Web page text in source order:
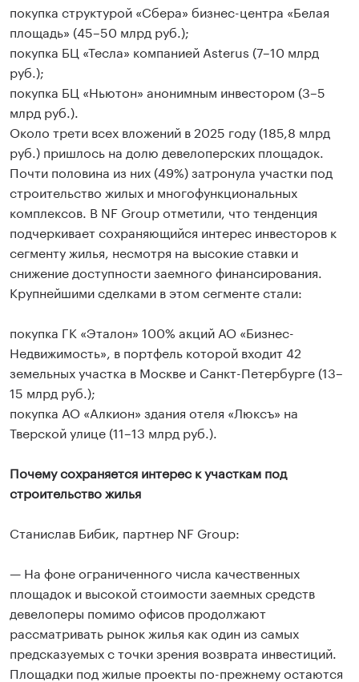
покупка структурой «Сбера» бизнес-центра «Белая
площадь» (45–50 млрд руб.);
покупка БЦ «Тесла» компанией Asterus (7–10 млрд
руб.);
покупка БЦ «Ньютон» анонимным инвестором (3–5
млрд руб.).
Около трети всех вложений в 2025 году (185,8 млрд
руб.) пришлось на долю девелоперских площадок.
Почти половина из них (49%) затронула участки под
строительство жилых и многофункциональных
комплексов. В NF Group отметили, что тенденция
подчеркивает сохраняющийся интерес инвесторов к
сегменту жилья, несмотря на высокие ставки и
снижение доступности заемного финансирования.
Крупнейшими сделками в этом сегменте стали:
покупка ГК «Эталон» 100% акций АО «Бизнес-
Недвижимость», в портфель которой входит 42
земельных участка в Москве и Санкт-Петербурге (13–
15 млрд руб.);
покупка АО «Алкион» здания отеля «Люксъ» на
Тверской улице (11–13 млрд руб.).
Почему сохраняется интерес к участкам под
строительство жилья
Станислав Бибик, партнер NF Group:
— На фоне ограниченного числа качественных
площадок и высокой стоимости заемных средств
девелоперы помимо офисов продолжают
рассматривать рынок жилья как один из самых
предсказуемых с точки зрения возврата инвестиций.
Площадки под жилые проекты по-прежнему остаются